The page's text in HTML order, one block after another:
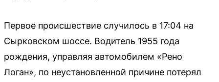
Первое происшествие случилось в 17:04 на
Сырковском шоссе. Водитель 1955 года
рождения, управляя автомобилем «Рено
Логан», по неустановленной причине потерял